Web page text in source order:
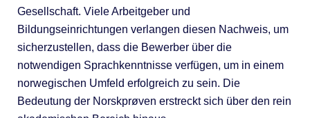
Gesellschaft. Viele Arbeitgeber und
Bildungseinrichtungen verlangen diesen Nachweis, um
sicherzustellen, dass die Bewerber über die
notwendigen Sprachkenntnisse verfügen, um in einem
norwegischen Umfeld erfolgreich zu sein. Die
Bedeutung der Norskprøven erstreckt sich über den rein